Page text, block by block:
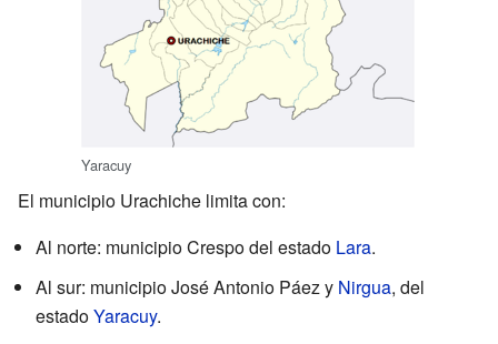
Yaracuy
El municipio Urachiche limita con:
Al norte: municipio Crespo del estado Lara.
Al sur: municipio José Antonio Páez y Nirgua, del
estadoYaracuy.